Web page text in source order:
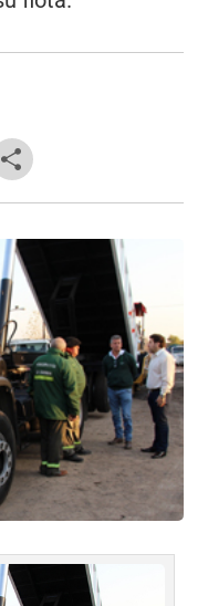
ai
o
m
ar
tir